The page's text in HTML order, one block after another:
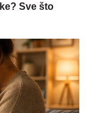
Sve što